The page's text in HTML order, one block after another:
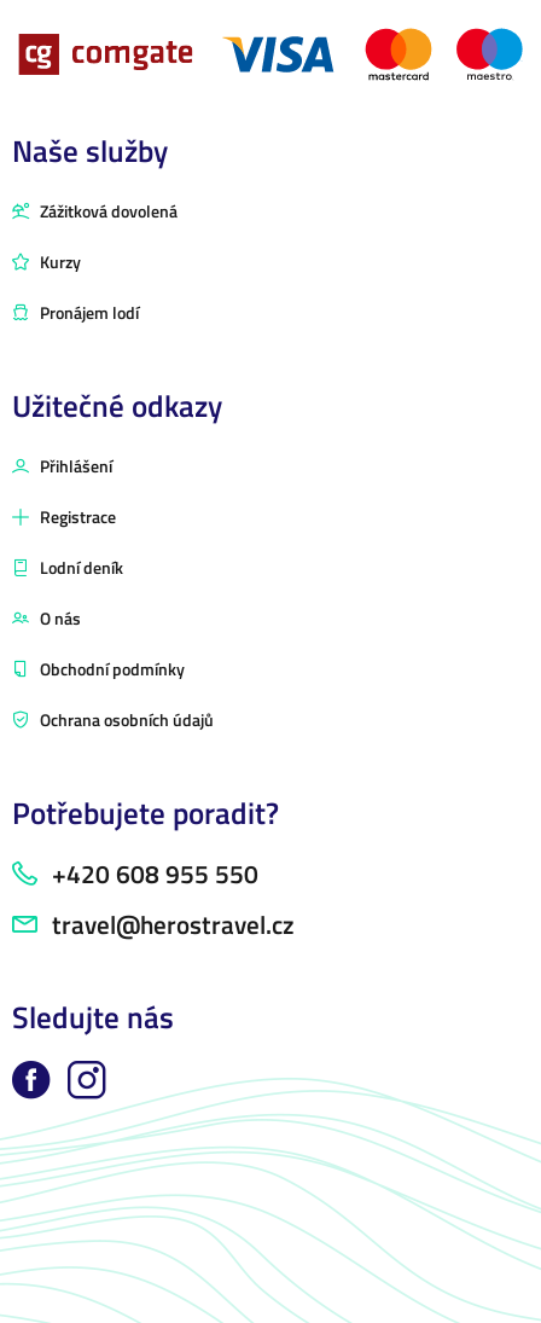
Naše služby
Zážitková dovolená
Kurzy
Pronájem lodí
Užitečné odkazy
Přihlášení
Registrace
Lodní deník
O nás
Obchodní podmínky
Ochrana osobních údajů
Potřebujete poradit?
+420 608 955 550
travel@herostravel.cz
Sledujte nás